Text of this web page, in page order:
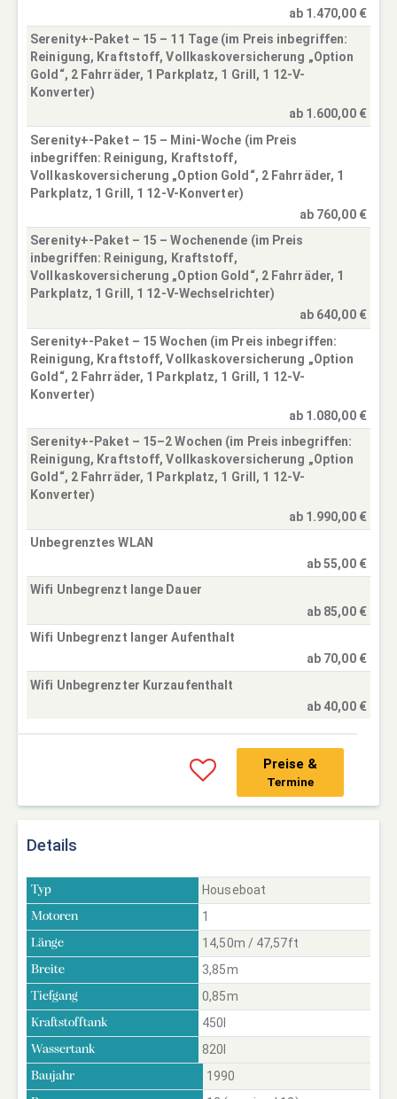
ab 1.470,00 €
Serenity+-Paket – 15 – 11 Tage (im Preis inbegriffen:
Reinigung, Kraftstoff, Vollkaskoversicherung „Option
Gold“, 2 Fahrräder, 1 Parkplatz, 1 Grill, 1 12-V-
Konverter)
ab 1.600,00 €
Serenity+-Paket – 15 – Mini-Woche (im Preis
inbegriffen: Reinigung, Kraftstoff,
Vollkaskoversicherung „Option Gold“, 2 Fahrräder, 1
Parkplatz, 1 Grill, 1 12-V-Konverter)
ab 760,00 €
Serenity+-Paket – 15 – Wochenende (im Preis
inbegriffen: Reinigung, Kraftstoff,
Vollkaskoversicherung „Option Gold“, 2 Fahrräder, 1
Parkplatz, 1 Grill, 1 12-V-Wechselrichter)
ab 640,00 €
Serenity+-Paket – 15 Wochen (im Preis inbegriffen:
Reinigung, Kraftstoff, Vollkaskoversicherung „Option
Gold“, 2 Fahrräder, 1 Parkplatz, 1 Grill, 1 12-V-
Konverter)
ab 1.080,00 €
Serenity+-Paket – 15–2 Wochen (im Preis inbegriffen:
Reinigung, Kraftstoff, Vollkaskoversicherung „Option
Gold“, 2 Fahrräder, 1 Parkplatz, 1 Grill, 1 12-V-
Konverter)
ab 1.990,00 €
Unbegrenztes WLAN
ab 55,00 €
Wifi Unbegrenzt lange Dauer
ab 85,00 €
Wifi Unbegrenzt langer Aufenthalt
ab 70,00 €
Wifi Unbegrenzter Kurzaufenthalt
ab 40,00 €
Preise &
Termine
Details
Typ Houseboat
Motoren 1
Länge 14,50m / 47,57ft
Breite 3,85m
Tiefgang 0,85m
Kraftstofftank 450l
Wassertank 820l
Baujahr 1990